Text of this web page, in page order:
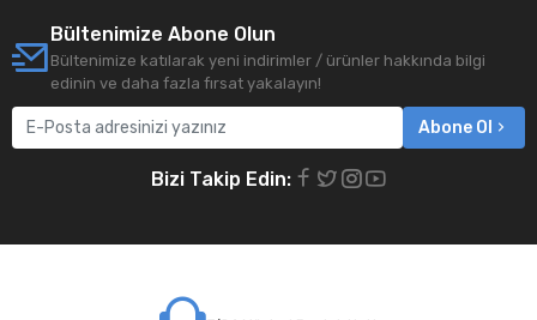
Bültenimize Abone Olun
Bültenimize katılarak yeni indirimler / ürünler hakkında bilgi
edinin ve daha fazla fırsat yakalayın!
Abone Ol
Bizi Takip Edin: